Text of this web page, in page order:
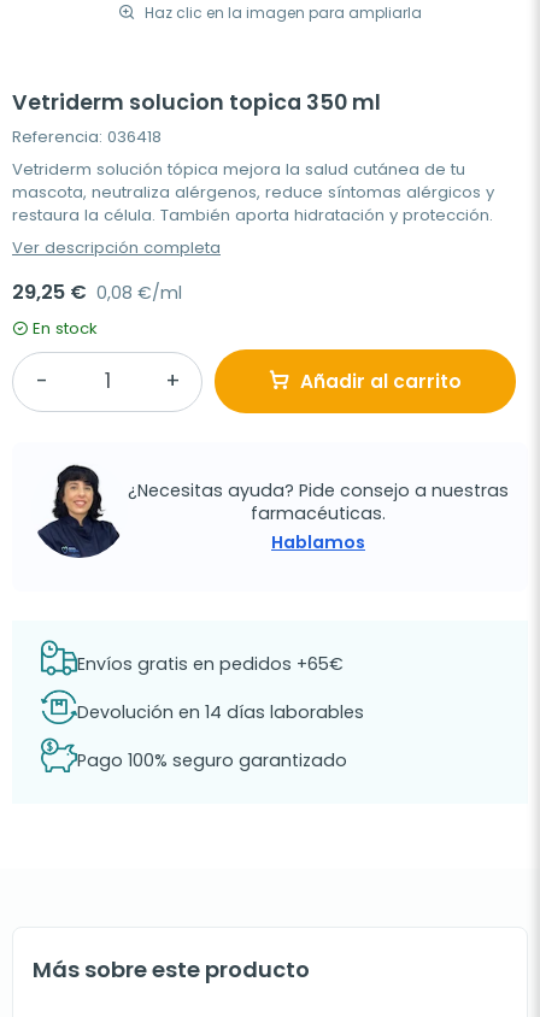
Haz clic en la imagen para ampliarla
Vetriderm solucion topica 350 ml
Referencia: 036418
Vetriderm solución tópica mejora la salud cutánea de tu
mascota, neutraliza alérgenos, reduce síntomas alérgicos y
restaura la célula. También aporta hidratación y protección.
Ver descripción completa
29,25 € 0,08 €/ml
En stock
Añadir al carrito
¿Necesitas ayuda? Pide consejo a nuestras
farmacéuticas.
Hablamos
Envíos gratis en pedidos +65€
Devolución en 14 días laborables
Pago 100% seguro garantizado
Más sobre este producto